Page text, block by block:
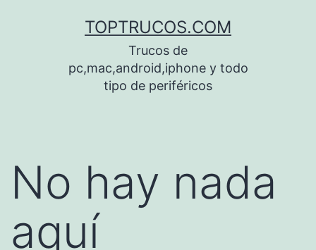
TOPTRUCOS.COM
Trucos de
pc,mac,android,iphone y todo
tipo de periféricos
No hay nada
aquí